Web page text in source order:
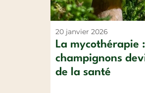
20 janvier 2026
La mycothérapie
champignons
de la santé